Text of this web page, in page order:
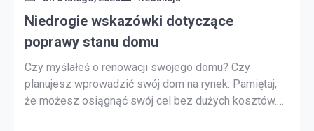
Niedrogie wskazówki dotyczące
poprawy stanu domu
Czy myślałeś o renowacji swojego domu? Czy
planujesz wprowadzić swój dom na rynek. Pamiętaj,
że możesz osiągnąć swój cel bez dużych kosztów.